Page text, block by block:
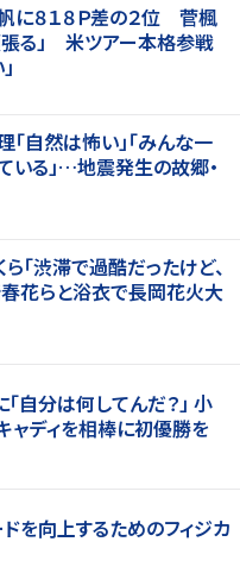
に８１８Ｐ差の２位 菅楓
張る」 米ツアー本格参戦
「自然は怖い」「みんな一
いる」…地震発生の故郷・
ら「渋滞で過酷だったけど、
花らと浴衣で長岡花火大
自分は何してんだ？」 小
ディを相棒に初優勝を
ドを向上するためのフィジカ